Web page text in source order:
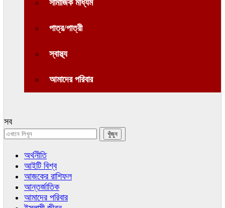
সামাজিক মাধ্যম
পাত্র/পাত্রী
স্বাস্থ্য
আমাদের পরিবার
সব
অর্থনীতি
আইটি বিশ্ব
আজকের রাশিফল
আন্তর্জাতিক
আমাদের পরিবার